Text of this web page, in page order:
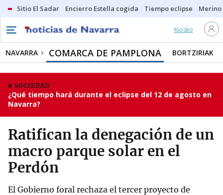
Sitio El Sadar Encierro Estella cogida Tiempo eclipse
Kiosko
NAVARRA COMARCA DE PAMPLONA BORTZIRIAK
SOCIEDAD
¿Qué tiempo hará durante el eclipse del 12 de agosto en
Navarra?
Ratifican la denegación de un
macro parque solar en el
Perdón
El Gobierno foral rechaza el tercer proyecto de